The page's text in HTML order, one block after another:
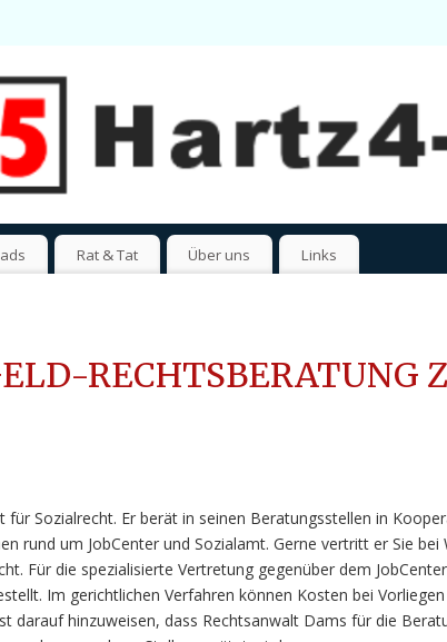
Rat & Tat Über uns Links
RECHTSBERATUNG
Sozialrecht. Er berät in seinen Beratungsstellen in
rund um JobCenter und Sozialamt. Gerne vertritt er Sie bei
Für die spezialisierte Vertretung gegenüber dem
Im gerichtlichen Verfahren können Kosten bei
darauf hinzuweisen, dass Rechtsanwalt Dams für die